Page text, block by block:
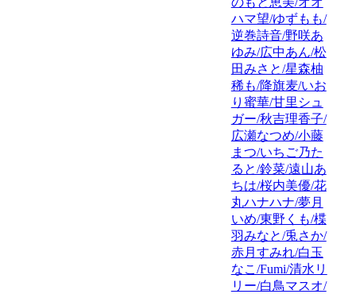
ハマ望/ゆずもも/
逆巻詩音/野咲あ
ゆみ/広中あん/松
田みさと/星森柚
稀も/降旗麦/いお
り蜜華/甘里シュ
ガー/秋吉理香子/
広瀬なつめ/小藤
まつ/いちご乃た
ると/鈴菜/遠山あ
ちは/桜内美優/花
丸ハナハナ/夢月
いめ/東野くも/楪
羽みなと/兎さか/
赤月すみれ/白玉
なこ/Fumi/清水リ
リー/白鳥マスオ/